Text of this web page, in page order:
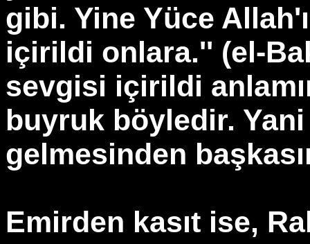
gibi. Yine Yüce
içirildi onlara.'' (el-
sevgisi içirildi
buyruk böyledir.
gelmesinden
Emirden kasıt ise,